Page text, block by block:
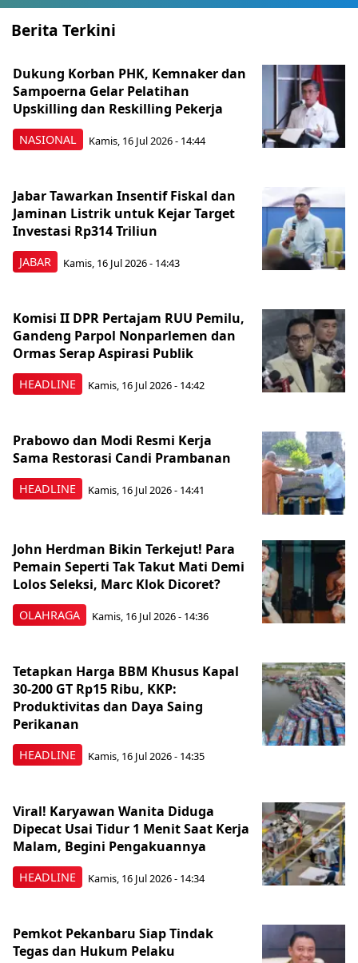
Berita Terkini
NASIONAL
Dukung Korban PHK, Kemnaker dan
Sampoerna Gelar Pelatihan
Upskilling dan Reskilling Pekerja
Kamis, 16 Jul 2026 - 14:44
JABAR
Jabar Tawarkan Insentif Fiskal dan
Jaminan Listrik untuk Kejar Target
Investasi Rp314 Triliun
Kamis, 16 Jul 2026 - 14:43
HEADLINE
Komisi II DPR Pertajam RUU Pemilu,
Gandeng Parpol Nonparlemen dan
Ormas Serap Aspirasi Publik
Kamis, 16 Jul 2026 - 14:42
HEADLINE
Prabowo dan Modi Resmi Kerja
Sama Restorasi Candi Prambanan
Kamis, 16 Jul 2026 - 14:41
OLAHRAGA
John Herdman Bikin Terkejut! Para
Pemain Seperti Tak Takut Mati Demi
Lolos Seleksi, Marc Klok Dicoret?
Kamis, 16 Jul 2026 - 14:36
HEADLINE
Tetapkan Harga BBM Khusus Kapal
30-200 GT Rp15 Ribu, KKP:
Produktivitas dan Daya Saing
Perikanan
Kamis, 16 Jul 2026 - 14:35
HEADLINE
Viral! Karyawan Wanita Diduga
Dipecat Usai Tidur 1 Menit Saat Kerja
Malam, Begini Pengakuannya
Kamis, 16 Jul 2026 - 14:34
Pemkot Pekanbaru Siap Tindak
Tegas dan Hukum Pelaku